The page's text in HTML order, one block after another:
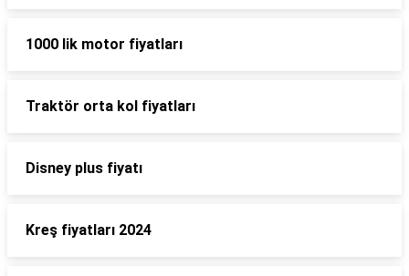
1000 lik motor fiyatları
Traktör orta kol fiyatları
Disney plus fiyatı
Kreş fiyatları 2024